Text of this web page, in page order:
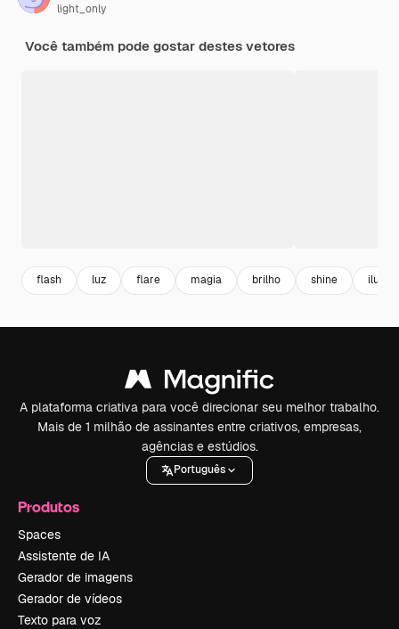
light_only
Você também pode gostar destes vetores
flash luz flare magia brilho shine
A plataforma criativa para você direcionar seu melhor trabalho.
Mais de 1 milhão de assinantes entre criativos, empresas,
agências e estúdios.
Português
Produtos
Spaces
Assistente de IA
Gerador de imagens
Gerador de vídeos
Texto para voz